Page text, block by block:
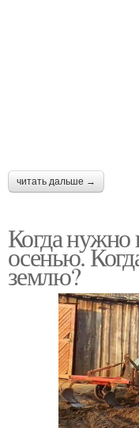
читать дальше →
Когда нужно
осенью.
землю?